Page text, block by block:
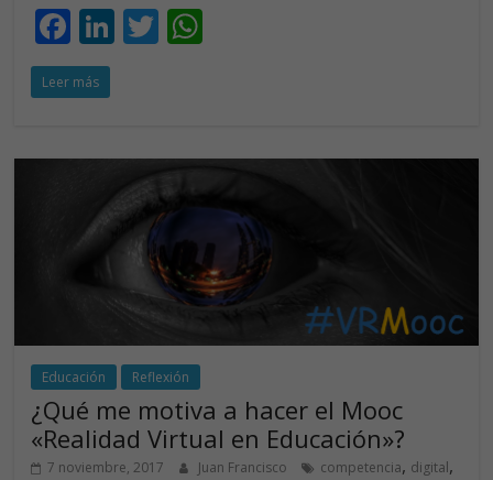
F
ac
e
o
k
Li
dI
n
T
A
p
p
Leer más
Educación Reflexión
¿Qué me motiva a hacer el Mooc
«Realidad Virtual en Educación»?
7 noviembre, 2017 Juan Francisco competencia, digital,